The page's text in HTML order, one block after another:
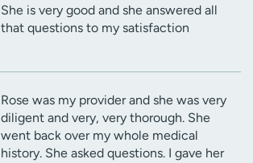
She is very good and she answered all
that questions to my satisfaction
Rose was my provider and she was very
diligent and very, very thorough. She
went back over my whole medical
history. She asked questions. I gave her